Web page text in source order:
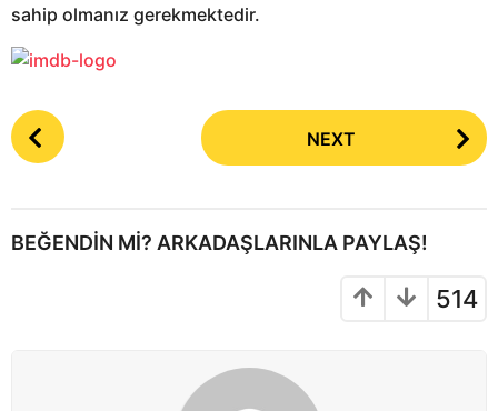
sahip olmanız gerekmektedir.
P
o
P
NEXT
BEĞENDIN MI? ARKADAŞLARINLA PAYLAŞ!
514